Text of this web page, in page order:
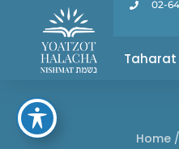
02-
Taharat
Home/